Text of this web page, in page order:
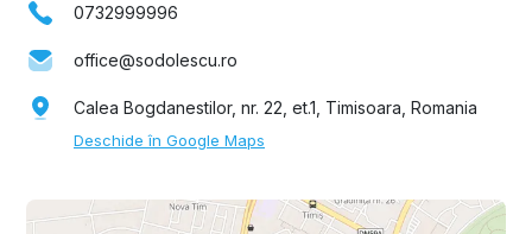
0732999996
office@sodolescu.ro
Calea Bogdanestilor, nr. 22, et.1, Timisoara, Romania
Deschide în Google Maps